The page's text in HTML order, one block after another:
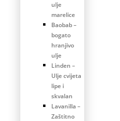
ulje
marelice
Baobab –
bogato
hranjivo
ulje
Linden –
Ulje cvijeta
lipe i
skvalan
Lavanilla –
Zaštitno